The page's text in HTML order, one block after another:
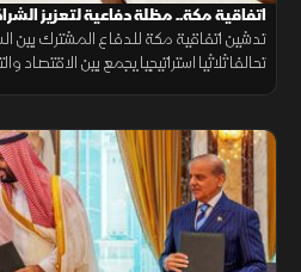
اتفاقية مكة.. مظلة دفاعية لتعزيز
تدشين اتفاقية مكة للدفاع المشترك بين
تحالفا ثلاثيا استراتيجيا يجمع بين الاقتصاد